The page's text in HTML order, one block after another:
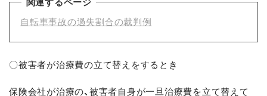
関連するページ
自転車事故の過失割合の裁判例
〇被害者が治療費の立て替えをするとき
保険会社が治療の、被害者自身が一旦治療費を立て替えて